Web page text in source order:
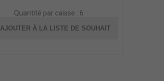
Quantité par caisse : 6
AJOUTER À LA LISTE DE SOUHAIT